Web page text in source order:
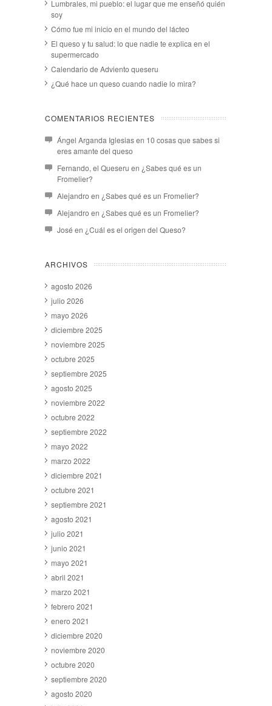
Lumbrales, mi pueblo: el lugar que me enseñó quién
soy
Cómo fue mi inicio en el mundo del lácteo
El queso y tu salud: lo que nadie te explica en el
supermercado
Calendario de Adviento queseru
¿Qué hace un queso cuando nadie lo mira?
COMENTARIOS RECIENTES
Ángel Arganda Iglesiasen 10 cosas que sabes si
eres amante del queso
Fernando, el Queseru en ¿Sabes qué es un
Fromelier?
Alejandro en ¿Sabes qué es un Fromelier?
Alejandro en ¿Sabes qué es un Fromelier?
José en ¿Cuál es el origen del Queso?
ARCHIVOS
agosto 2026
julio 2026
mayo 2026
diciembre 2025
noviembre 2025
octubre 2025
septiembre 2025
agosto 2025
noviembre 2022
octubre 2022
septiembre 2022
mayo 2022
marzo 2022
diciembre 2021
octubre 2021
septiembre 2021
agosto 2021
julio 2021
junio 2021
mayo 2021
abril 2021
marzo 2021
febrero 2021
enero 2021
diciembre 2020
noviembre 2020
octubre 2020
septiembre 2020
agosto 2020